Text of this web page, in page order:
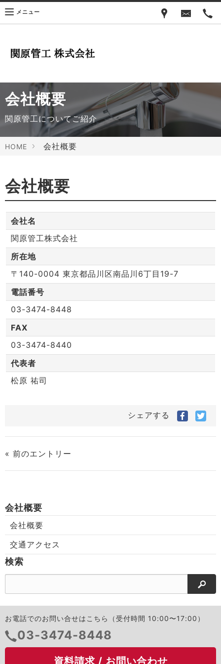
メニュー
会社概要
関原管工についてご紹介
HOME 会社概要
会社概要
会社名
関原管工株式会社
所在地
〒140-0004 東京都品川区南品川6丁目19-7
電話番号
03-3474-8448
FAX
03-3474-8440
代表者
松原 祐司
シェアする
で
る
で
る
« 前のエントリー
会社概要
会社概要
交通アクセス
検索
検索
お電話でのお問い合せはこちら（受付時間 10:00〜17:00）
電
話
03-3474-8448
資料請求 / お問い合わせ